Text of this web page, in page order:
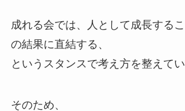
成れる会では、人として成長する
の結果に直結する、
というスタンスで考え方を整えてい
そのため、